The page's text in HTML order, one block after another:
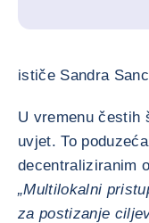
ističe Sandra
U vremenu čestih
uvjet. To
decentraliziranim
„Multilokalni
za postizanje